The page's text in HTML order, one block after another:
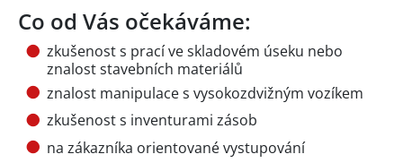
Co od Vás očekáváme:
zkušenost s prací ve skladovém úseku nebo
znalost stavebních materiálů
znalost manipulace s vysokozdvižným vozíkem
zkušenost s inventurami zásob
na zákazníka orientované vystupování